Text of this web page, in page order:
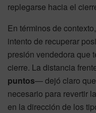
replegarse hacia el
En términos de
intento de recuperar
presión vendedora que
cierre. La distancia
puntos— dejó claro
necesario para revertir
en la dirección de los